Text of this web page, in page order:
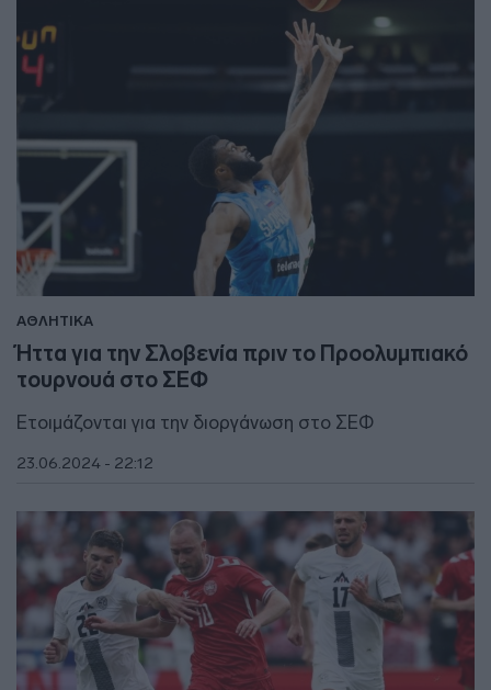
ΑΘΛΗΤΙΚΑ
Ήττα για την Σλοβενία πριν το Προολυμπιακό
τουρνουά στο ΣΕΦ
Ετοιμάζονται για την διοργάνωση στο ΣΕΦ
23.06.2024 - 22:12